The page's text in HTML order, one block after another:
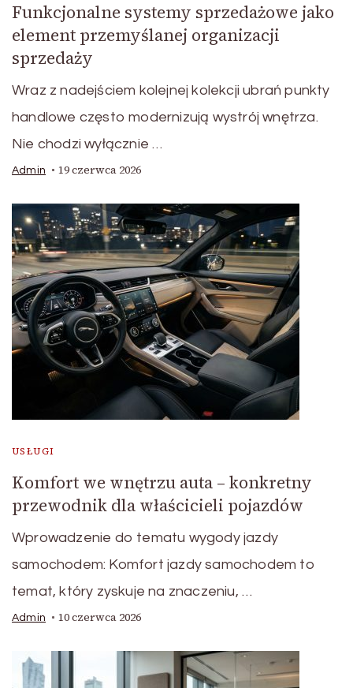
Funkcjonalne systemy sprzedażowe jako
element przemyślanej organizacji
sprzedaży
Wraz z nadejściem kolejnej kolekcji ubrań punkty
handlowe często modernizują wystrój wnętrza.
Nie chodzi wyłącznie …
Admin 19 czerwca 2026
USŁUGI
Komfort we wnętrzu auta – konkretny
przewodnik dla właścicieli pojazdów
Wprowadzenie do tematu wygody jazdy
samochodem: Komfort jazdy samochodem to
temat, który zyskuje na znaczeniu, …
Admin 10 czerwca 2026